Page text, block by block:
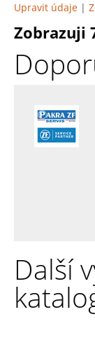
Upravit údaje |
Zobrazuji
Další